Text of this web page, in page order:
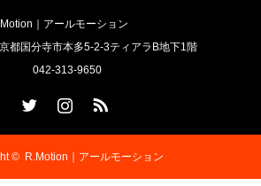
｜アールモーション
都国分寺市本多5-2-3ティアラB地下1階
042-313-9650
© R.Motion｜アールモーション